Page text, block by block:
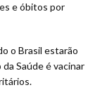
e óbitos por
o Brasil estarão
Saúde é vacinar